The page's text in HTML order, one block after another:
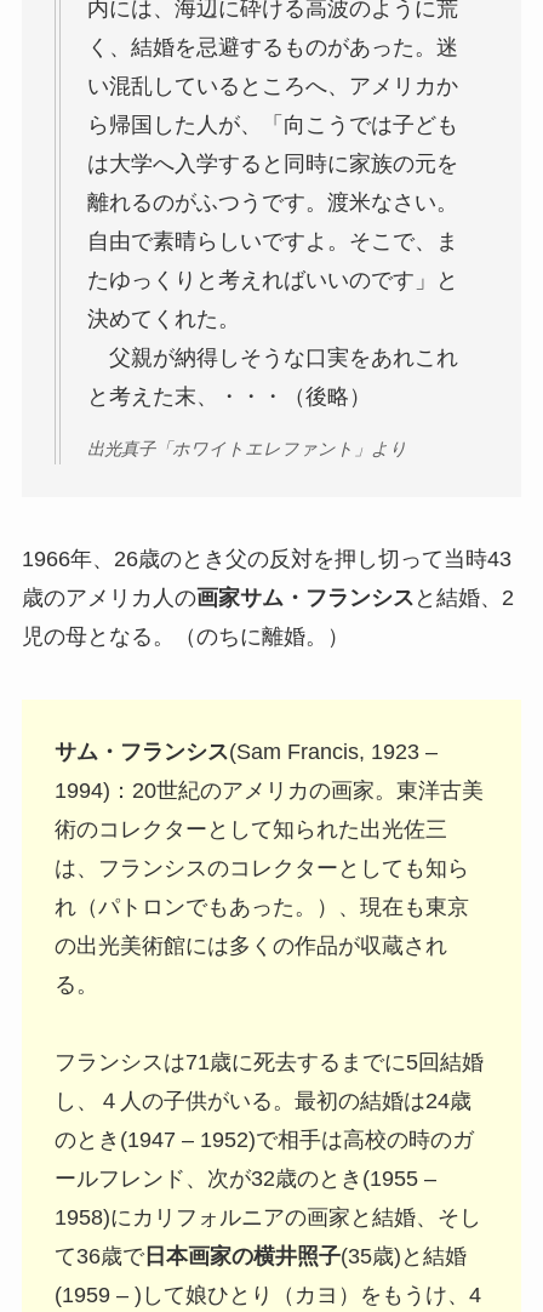
内には、海辺に砕ける高波のように荒
く、結婚を忌避するものがあった。迷
い混乱しているところへ、アメリカか
ら帰国した人が、「向こうでは子ども
は大学へ入学すると同時に家族の元を
離れるのがふつうです。渡米なさい。
自由で素晴らしいですよ。そこで、ま
たゆっくりと考えればいいのです」と
決めてくれた。
父親が納得しそうな口実をあれこれ
と考えた末、・・・（後略）
出光真子「ホワイトエレファント」より
1966年、26歳のとき父の反対を押し切って当時43
歳のアメリカ人の画家サム・フランシス と結婚、2
児の母となる。（のちに離婚。）
サム・フランシス(Sam Francis, 1923 –
1994)：20世紀のアメリカの画家。東洋古美
術のコレクターとして知られた出光佐三
は、フランシスのコレクターとしても知ら
れ（パトロンでもあった。）、現在も東京
の出光美術館には多くの作品が収蔵され
る。
フランシスは71歳に死去するまでに5回結婚
し、４人の子供がいる。最初の結婚は24歳
のとき(1947 – 1952)で相手は高校の時のガ
ールフレンド、次が32歳のとき(1955 –
1958)にカリフォルニアの画家と結婚、そし
て36歳で日本画家の横井照子(35歳)と結婚
(1959 – )して娘ひとり（カヨ）をもうけ、4